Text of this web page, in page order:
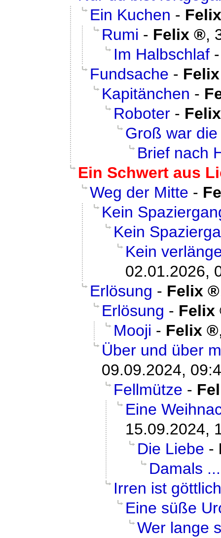
Ein Kuchen - Felix
Rumi - Felix ,
Im Halbschlaf
Fundsache - Felix
Kapitänchen -
Roboter - Felix
Groß war
Brief nach
Ein Schwert aus
Weg der Mitte -
Kein
Kein
Kein
02.01.2026,
Erlösung - Felix
Erlösung - Felix
Mooji - Felix
Über und über
09.09.2024,
Fellmütze -
Eine
15.09.2024,
Die Liebe -
Damals ...
Irren ist göttlich
Eine süße
Wer lange